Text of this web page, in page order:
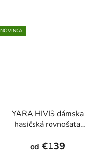
NOVINKA
YARA HIVIS dámska
hasičská rovnošata
od €139